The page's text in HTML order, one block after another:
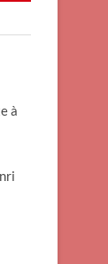
u
nà